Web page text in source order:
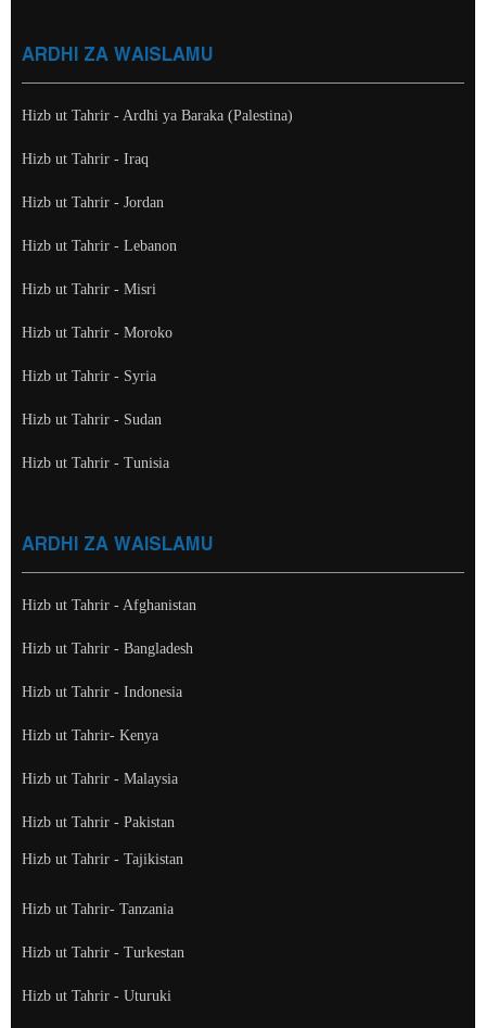
ARDHI ZA WAISLAMU
Hizb ut Tahrir - Ardhi ya Baraka (Palestina)
Hizb ut Tahrir - Iraq
Hizb ut Tahrir - Jordan
Hizb ut Tahrir - Lebanon
Hizb ut Tahrir - Misri
Hizb ut Tahrir - Moroko
Hizb ut Tahrir - Syria
Hizb ut Tahrir - Sudan
Hizb ut Tahrir - Tunisia
ARDHI ZA WAISLAMU
Hizb ut Tahrir - Afghanistan
Hizb ut Tahrir - Bangladesh
Hizb ut Tahrir - Indonesia
Hizb ut Tahrir- Kenya
Hizb ut Tahrir - Malaysia
Hizb ut Tahrir - Pakistan
Hizb ut Tahrir - Tajikistan
Hizb ut Tahrir- Tanzania
Hizb ut Tahrir - Turkestan
Hizb ut Tahrir - Uturuki